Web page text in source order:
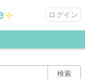
ログイン
検索